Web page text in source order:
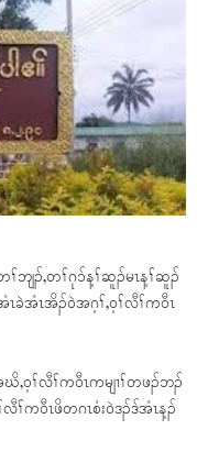
ဘျၣ်,တၢ်ဂုၥ်န့ၢ်ဆူၣ်မၤန့ၢ်ဆူၣ်
အံၤအိၣ်ဝဲအဂ့ၢ်,ဝ့ၢ်လီၢ်ကဝီၤ
ဝ့ၢ်လီၢ်ကဝီၤကမျၢၢ်တဖၣ်ဘၣ်
ကဝီၤဖိတဂၤစံးဝဲဒၣ်ဒ်အံၤန့ၣ်